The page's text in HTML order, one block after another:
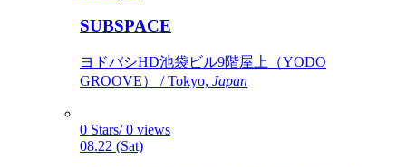
SUBSPACE
ヨドバシHD池袋ビル9階屋上（YODO
GROOVE） / Tokyo, Japan
0 Stars/ 0 views
08.22 (Sat)